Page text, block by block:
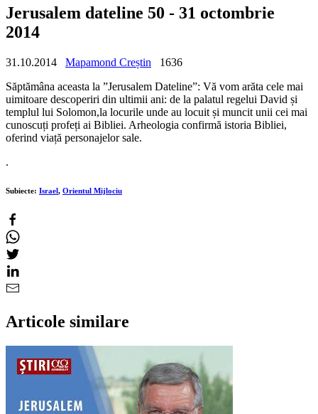
Jerusalem dateline 50 - 31 octombrie
2014
31.10.2014 Mapamond Creștin
1636
Săptămâna aceasta la ”Jerusalem Dateline”: Vă vom arăta cele mai
uimitoare descoperiri din ultimii ani: de la palatul regelui David și
templul lui Solomon,la locurile unde au locuit și muncit unii cei mai
cunoscuți profeți ai Bibliei. Arheologia confirmă istoria Bibliei,
oferind viață personajelor sale.
.
Subiecte: Israel, Orientul Mijlociu
Articole similare